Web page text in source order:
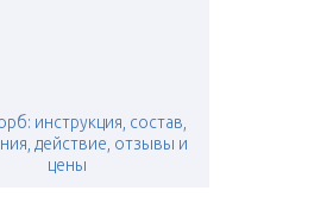
инструкция, состав,
действие, отзывы и
цены